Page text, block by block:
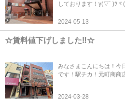
しております！γ(▽´ )ﾂ
2024-05-13
☆賃料値下げしました‼☆
みなさまこんにちは！今
です！駅チカ！元町商商
2024-03-28